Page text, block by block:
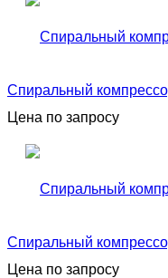
Спиральный
Цена по запросу
Спиральный
Цена по запросу